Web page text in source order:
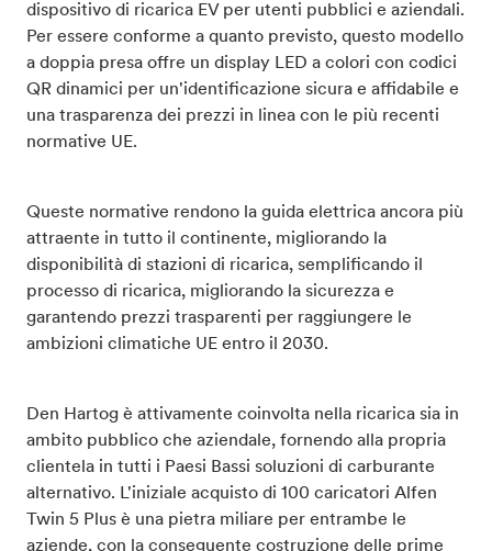
dispositivo di ricarica EV per utenti pubblici e aziendali.
Per essere conforme a quanto previsto, questo modello
a doppia presa offre un display LED a colori con codici
QR dinamici per un'identificazione sicura e affidabile e
una trasparenza dei prezzi in linea con le più recenti
normative UE.
Queste normative rendono la guida elettrica ancora più
attraente in tutto il continente, migliorando la
disponibilità di stazioni di ricarica, semplificando il
processo di ricarica, migliorando la sicurezza e
garantendo prezzi trasparenti per raggiungere le
ambizioni climatiche UE entro il 2030.
Den Hartog è attivamente coinvolta nella ricarica sia in
ambito pubblico che aziendale, fornendo alla propria
clientela in tutti i Paesi Bassi soluzioni di carburante
alternativo. L'iniziale acquisto di 100 caricatori Alfen
Twin 5 Plus è una pietra miliare per entrambe le
aziende, con la conseguente costruzione delle prime